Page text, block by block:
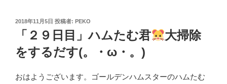
投
2018年11月5日 投稿者: PEKO
「２９日目」ハムたむ君
大掃除
をするだす(。・ω・。)ゞ
おはようございます。ゴールデンハムスターのハムたむ